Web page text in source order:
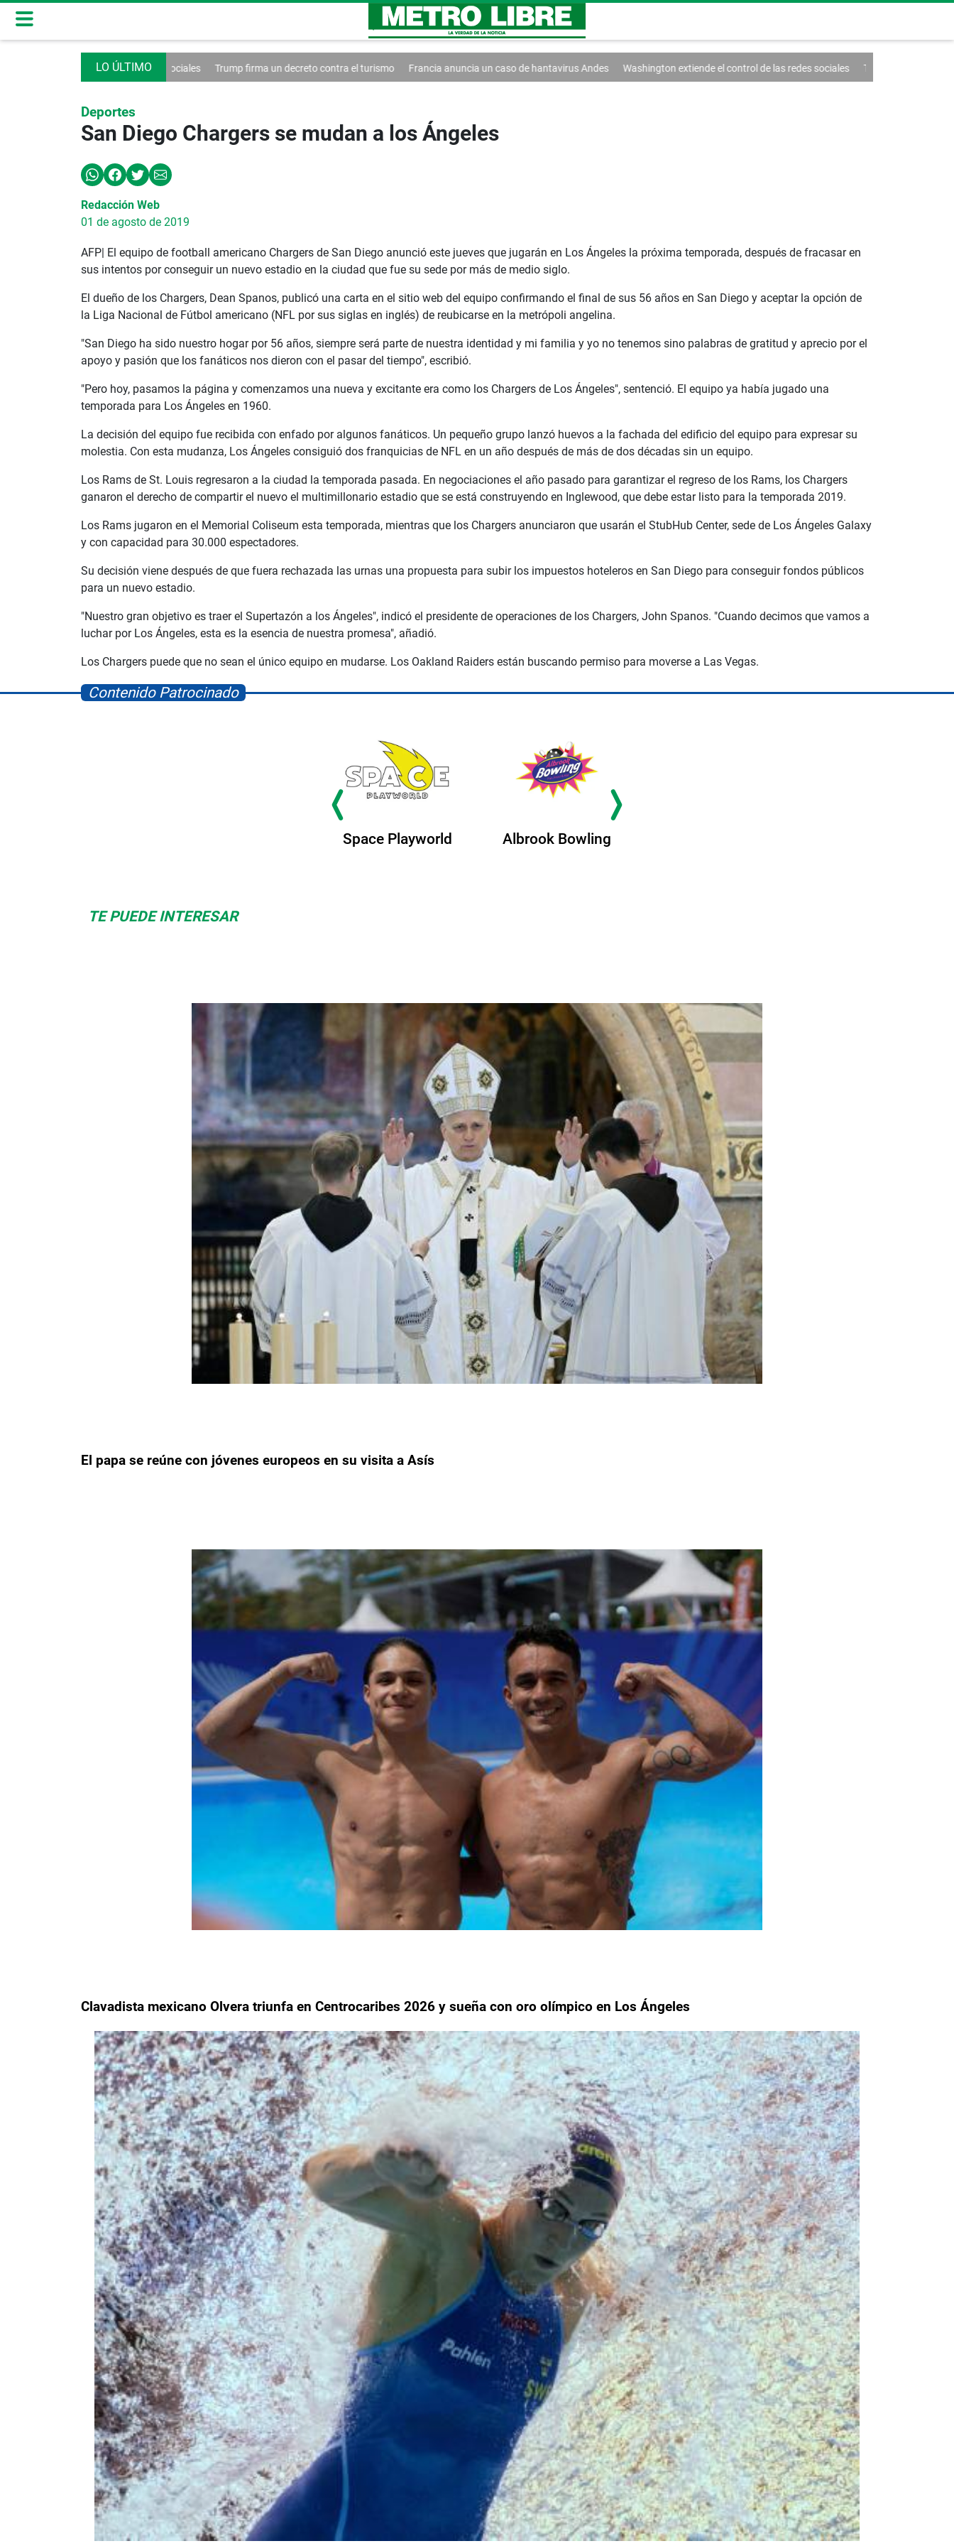
de las redes sociales Trump firma un decreto contra el turismo Francia anuncia un caso de hantavirus Andes Washington extiende el control de las redes sociales Trump firma un decreto contra el
Deportes
San Diego Chargers se mudan a los Ángeles
Redacción Web
01 de agosto de 2019
AFP| El equipo de football americano Chargers de San Diego anunció este jueves que jugarán en Los Ángeles la próxima temporada, después de fracasar en
sus intentos por conseguir un nuevo estadio en la ciudad que fue su sede por más de medio siglo.
El dueño de los Chargers, Dean Spanos, publicó una carta en el sitio web del equipo confirmando el final de sus 56 años en San Diego y aceptar la opción de
la Liga Nacional de Fútbol americano (NFL por sus siglas en inglés) de reubicarse en la metrópoli angelina.
"San Diego ha sido nuestro hogar por 56 años, siempre será parte de nuestra identidad y mi familia y yo no tenemos sino palabras de gratitud y aprecio por el
apoyo y pasión que los fanáticos nos dieron con el pasar del tiempo", escribió.
"Pero hoy, pasamos la página y comenzamos una nueva y excitante era como los Chargers de Los Ángeles", sentenció. El equipo ya había jugado una
temporada para Los Ángeles en 1960.
La decisión del equipo fue recibida con enfado por algunos fanáticos. Un pequeño grupo lanzó huevos a la fachada del edificio del equipo para expresar su
molestia. Con esta mudanza, Los Ángeles consiguió dos franquicias de NFL en un año después de más de dos décadas sin un equipo.
Los Rams de St. Louis regresaron a la ciudad la temporada pasada. En negociaciones el año pasado para garantizar el regreso de los Rams, los Chargers
ganaron el derecho de compartir el nuevo el multimillonario estadio que se está construyendo en Inglewood, que debe estar listo para la temporada 2019.
Los Rams jugaron en el Memorial Coliseum esta temporada, mientras que los Chargers anunciaron que usarán el StubHub Center, sede de Los Ángeles Galaxy
y con capacidad para 30.000 espectadores.
Su decisión viene después de que fuera rechazada las urnas una propuesta para subir los impuestos hoteleros en San Diego para conseguir fondos públicos
para un nuevo estadio.
"Nuestro gran objetivo es traer el Supertazón a los Ángeles", indicó el presidente de operaciones de los Chargers, John Spanos. "Cuando decimos que vamos a
luchar por Los Ángeles, esta es la esencia de nuestra promesa", añadió.
Los Chargers puede que no sean el único equipo en mudarse. Los Oakland Raiders están buscando permiso para moverse a Las Vegas.
Contenido Patrocinado
Space Playworld Albrook Bowling
TE PUEDE INTERESAR
El papa se reúne con jóvenes europeos en su visita a Asís
Clavadista mexicano Olvera triunfa en Centrocaribes 2026 y sueña con oro olímpico en Los Ángeles